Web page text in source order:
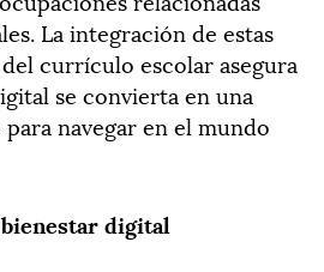
La integración de estas
currículo escolar asegura
se convierta en una
navegar en el mundo
digital